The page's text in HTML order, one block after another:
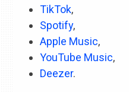
TikTok,
Spotify,
Apple Music,
YouTube Music,
Deezer.